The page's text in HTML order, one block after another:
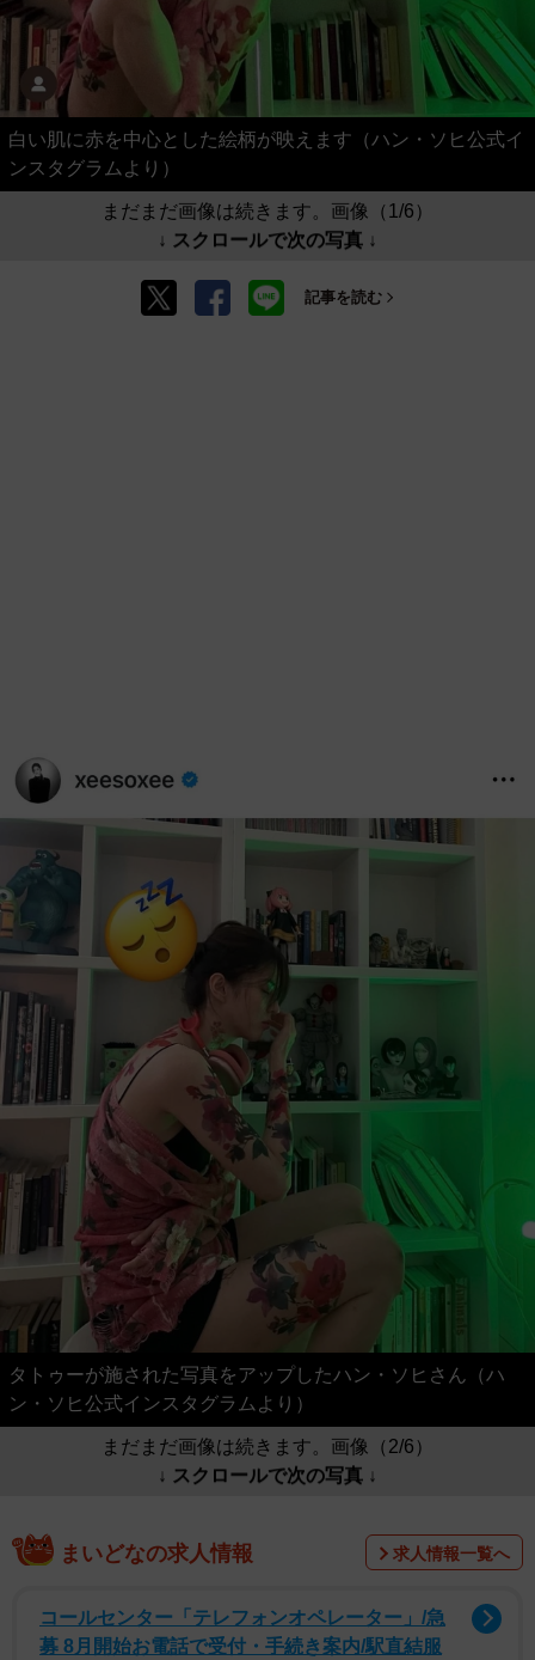
白い肌に赤を中心とした絵柄が映えます（ハン・ソヒ公式イ
ンスタグラムより）
まだまだ画像は続きます。画像（1/6）
↓ スクロールで次の写真 ↓
記事を読む
タトゥーが施された写真をアップしたハン・ソヒさん（ハ
ン・ソヒ公式インスタグラムより）
まだまだ画像は続きます。画像（2/6）
↓ スクロールで次の写真 ↓
まいどなの求人情報 求人情報一覧へ
コールセンター「テレフォンオペレーター」/急
募 8月開始お電話で受付・手続き案内/駅直結服